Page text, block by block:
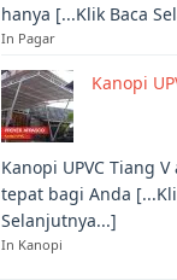
hanya [...Klik Baca
In Pagar
Kanopi
Kanopi UPVC Tiang
tepat bagi Anda
Selanjutnya...]
In Kanopi